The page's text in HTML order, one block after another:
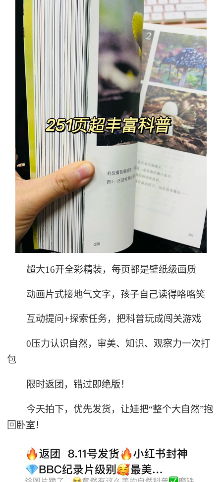
超大16开全彩精装，每页都是壁纸级画质
动画片式接地气文字，孩子自己读得咯咯笑
互动提问+探索任务，把科普玩成闯关游戏
0压力认识自然，审美、知识、观察力一次打
包
限时返团，错过即绝版！
今天拍下，优先发货，让娃把“整个大自然”抱
回卧室！